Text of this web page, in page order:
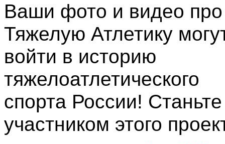
Ваши фото и видео про
Тяжелую Атлетику
войти в историю
тяжелоатлетического
спорта России! Станьте
участником этого